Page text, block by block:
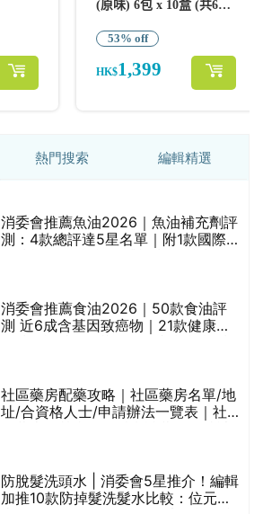
熱門搜索 編輯精選
消委會推薦魚油2026｜魚油補充劑評
測：4款總評達5星名單｜附1款國際
消委會推薦食油2026｜50款食油評
測 近6成含基因致癌物｜21款健康煮
社區藥房配藥攻略｜社區藥房名單/地
址/合資格人士/申請辦法一覽表｜社
防脫髮洗頭水 | 消委會5星推介！編輯
加推10款防掉髮洗髮水比較：位元